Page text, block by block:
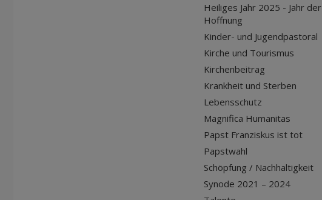
Heiliges Jahr 2025 - Jahr der
Hoffnung
Kinder- und Jugendpastoral
Kirche und Tourismus
Kirchenbeitrag
Krankheit und Sterben
Lebensschutz
Magnifica Humanitas
Papst Franziskus ist tot
Papstwahl
Schöpfung / Nachhaltigkeit
Synode 2021 – 2024